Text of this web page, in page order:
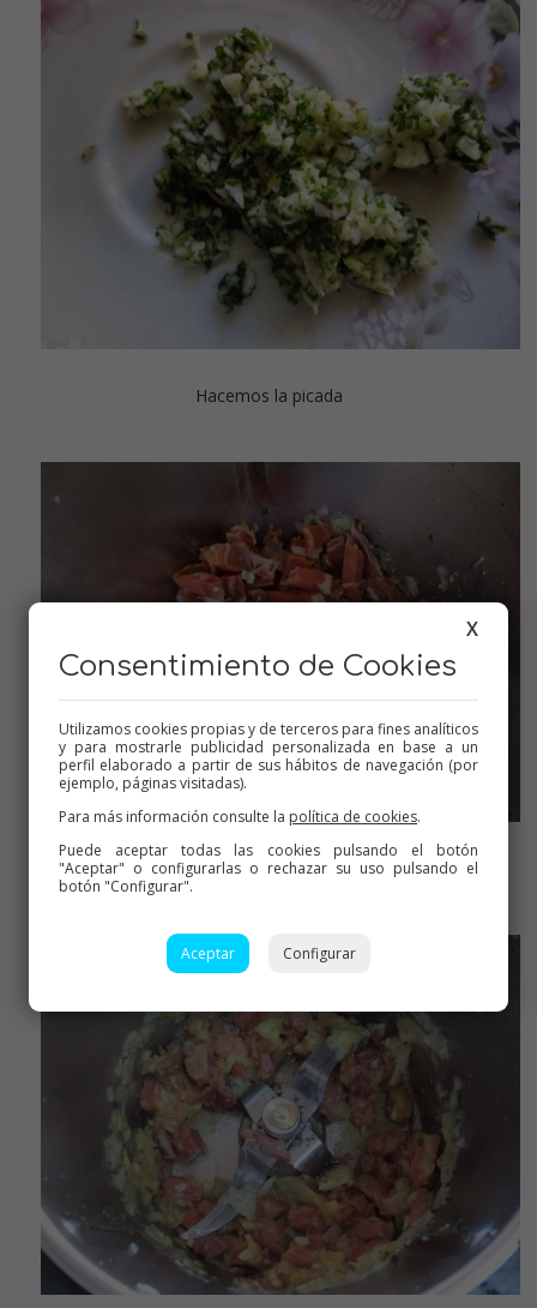
Hacemos la picada
Sofreímos bien
X
Consentimiento de Cookies
Utilizamos cookies propias y de terceros para fines analíticos
y para mostrarle publicidad personalizada en base a un
perfil elaborado a partir de sus hábitos de navegación (por
ejemplo, páginas visitadas).
Para más información consulte la política de cookies.
Puede aceptar todas las cookies pulsando el botón
"Aceptar" o configurarlas o rechazar su uso pulsando el
botón "Configurar".
Aceptar Configurar